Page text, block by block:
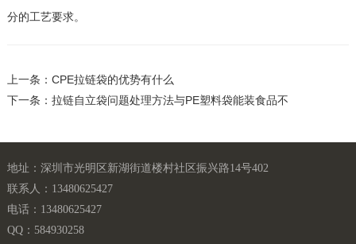
分的工艺要求。
上一条：CPE拉链袋的优势有什么
下一条：拉链自立袋问题处理方法与PE塑料袋能装食品不
地址：深圳市光明区新湖街道楼村社区振兴路14号402
联系人：13480625427
电话：13480625427
QQ：584930258